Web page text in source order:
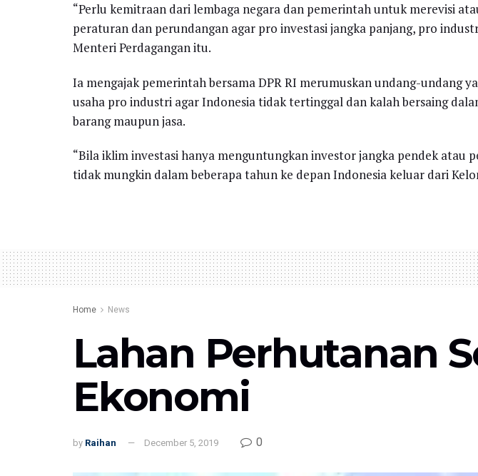
“Perlu kemitraan dari lembaga negara dan pemerintah untuk merevisi
peraturan dan perundangan agar pro investasi jangka panjang, pro
Menteri Perdagangan itu.
Ia mengajak pemerintah bersama DPR RI merumuskan undang-undang
usaha pro industri agar Indonesia tidak tertinggal dan kalah bersaing
barang maupun jasa.
“Bila iklim investasi hanya menguntungkan investor jangka pendek atau
tidak mungkin dalam beberapa tahun ke depan Indonesia keluar dari
Home News
Lahan Perhutanan
Ekonomi
by Raihan December 5, 2019 0